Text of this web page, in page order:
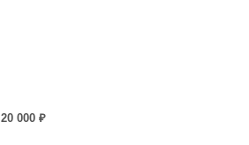
20 000 ₽